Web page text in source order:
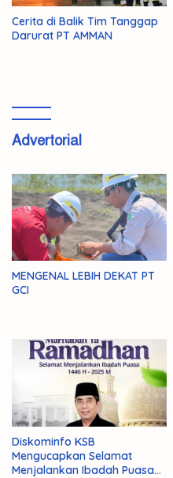
Cerita di Balik Tim Tanggap
Darurat PT AMMAN
Advertorial
MENGENAL LEBIH DEKAT PT
GCI
Diskominfo KSB
Mengucapkan Selamat
Menjalankan Ibadah Puasa